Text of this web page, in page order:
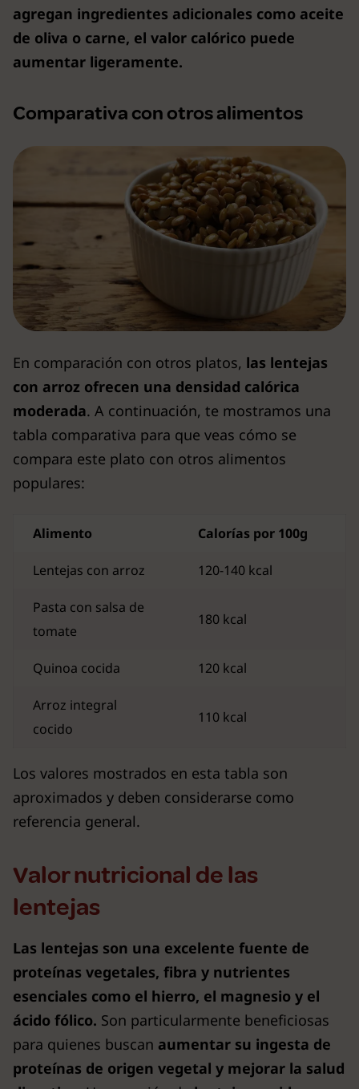
agregan ingredientes adicionales como aceite
de oliva o carne, el valor calórico puede
aumentar ligeramente.
Comparativa con otros alimentos
En comparación con otros platos, las lentejas
con arroz ofrecen una densidad calórica
moderada. A continuación, te mostramos una
tabla comparativa para que veas cómo se
compara este plato con otros alimentos
populares:
Alimento Calorías por 100g
Lentejas con arroz 120-140 kcal
Pasta con salsa de
tomate
180 kcal
Quinoa cocida 120 kcal
Arroz integral
cocido
110 kcal
Los valores mostrados en esta tabla son
aproximados y deben considerarse como
referencia general.
Valor nutricional de las
lentejas
Las lentejas son una excelente fuente de
proteínas vegetales, fibra y nutrientes
esenciales como el hierro, el magnesio y el
ácido fólico. Son particularmente beneficiosas
para quienes buscan aumentar su ingesta de
proteínas de origen vegetal y mejorar la salud